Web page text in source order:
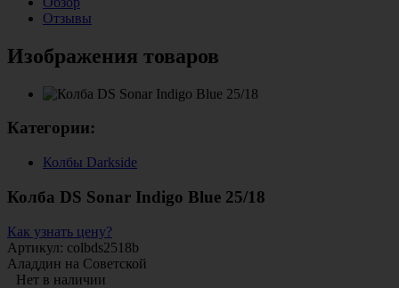
Отзывы
Изображения товаров
Категории:
Колбы Darkside
Колба DS Sonar Indigo Blue 25/18
Как узнать цену?
Артикул: colbds2518b
Аладдин на Советской
Нет в наличии